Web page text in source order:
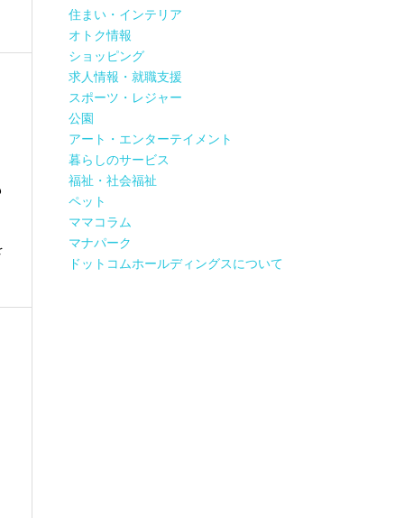
住まい・インテリア
オトク情報
ショッピング
求人情報・就職支援
スポーツ・レジャー
公園
アート・エンターテイメント
暮らしのサービス
福祉・社会福祉
ペット
ママコラム
マナパーク
ドットコムホールディングスについて